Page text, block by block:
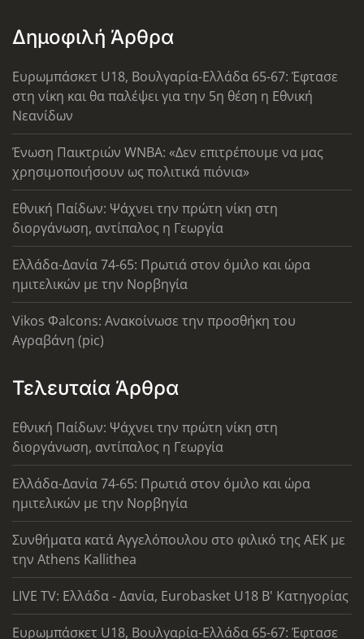
Δημοφιλή Άρθρα
Ευρωμπάσκετ U18, Βουλγαρία-Ελλάδα 65-67: Έφτασε
στη νίκη και θα παλέψει για την 5η θέση η Εθνική
Νεανίδων
Ένωση Παικτριών WNBA: «Δεν επιτρέπουμε να μας
χρησιμοποιήσουν ως πολιτικά πιόνια»
Εθνική Παίδων: Ψάχνει την πρώτη νίκη στη
διοργάνωση, αντίπαλος η Γεωργία
Ελλάδα-Δανία 74-65: Πρωτιά στον όμιλο και ώρα
ημιτελικών με την Νορβηγία
Vikos Φalcons: Ανακοίνωσε την προσθήκη του
Αγραβάνη (pic)
Τελευταία Άρθρα
Εθνική Παίδων: Ψάχνει την πρώτη νίκη στη
διοργάνωση, αντίπαλος η Γεωργία
Ελλάδα-Δανία 74-65: Πρωτιά στον όμιλο και ώρα
ημιτελικών με την Νορβηγία
Συνθήματα κατά Αγγελόπουλου στο φιλικό της ΑΕΚ με
την Athens Kallithea
LIVE TV: Ελλάδα - Δανία, Eurobasket U18 Β' Κατηγορίας
Ευρωμπάσκετ U18, Βουλγαρία-Ελλάδα 65-67: Έφτασε